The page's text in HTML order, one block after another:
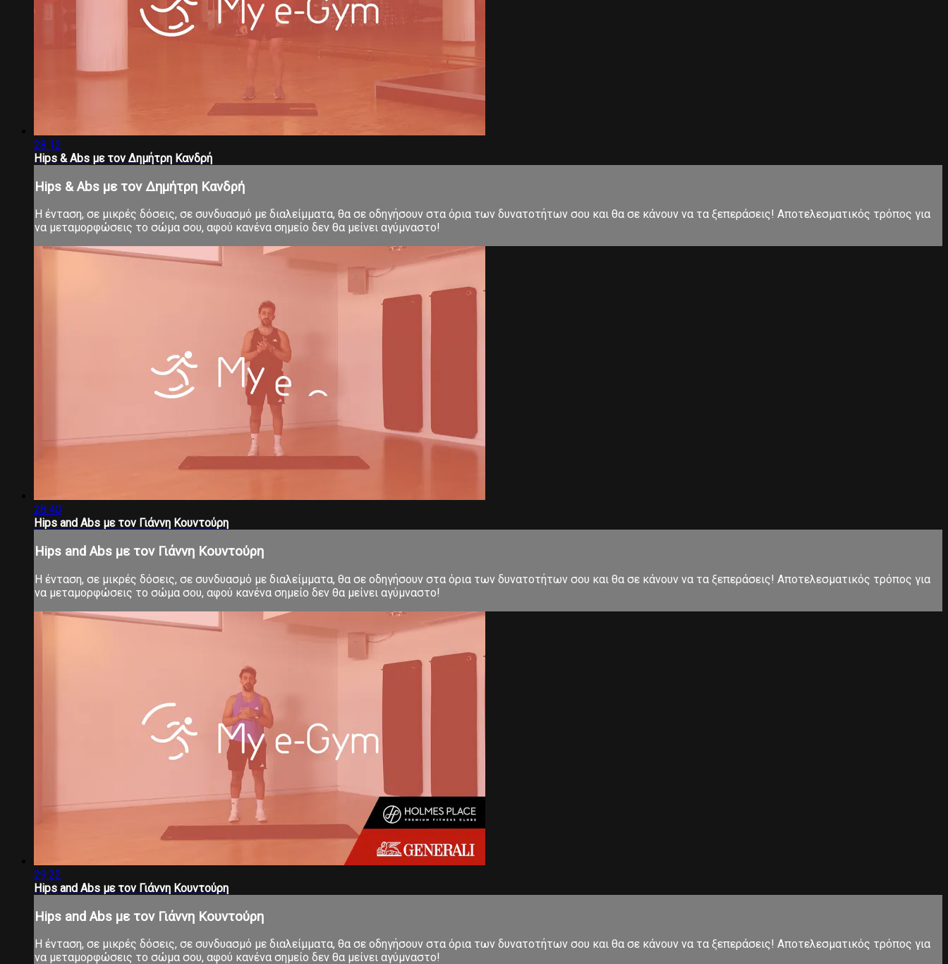
28:12
Hips & Abs με τον Δημήτρη Κανδρή
Hips & Abs με τον Δημήτρη Κανδρή
Η ένταση, σε μικρές δόσεις, σε συνδυασμό με διαλείμματα, θα σε οδηγήσουν στα όρια των δυνατοτήτων σου και θα σε κάνουν να τα ξεπεράσεις! Αποτελεσματικός τρόπος για
να μεταμορφώσεις το σώμα σου, αφού κανένα σημείο δεν θα μείνει αγύμναστο!
28:40
Hips and Abs με τον Γιάννη Κουντούρη
Hips and Abs με τον Γιάννη Κουντούρη
Η ένταση, σε μικρές δόσεις, σε συνδυασμό με διαλείμματα, θα σε οδηγήσουν στα όρια των δυνατοτήτων σου και θα σε κάνουν να τα ξεπεράσεις! Αποτελεσματικός τρόπος για
να μεταμορφώσεις το σώμα σου, αφού κανένα σημείο δεν θα μείνει αγύμναστο!
29:22
Hips and Abs με τον Γιάννη Κουντούρη
Hips and Abs με τον Γιάννη Κουντούρη
Η ένταση, σε μικρές δόσεις, σε συνδυασμό με διαλείμματα, θα σε οδηγήσουν στα όρια των δυνατοτήτων σου και θα σε κάνουν να τα ξεπεράσεις! Αποτελεσματικός τρόπος για
να μεταμορφώσεις το σώμα σου, αφού κανένα σημείο δεν θα μείνει αγύμναστο!